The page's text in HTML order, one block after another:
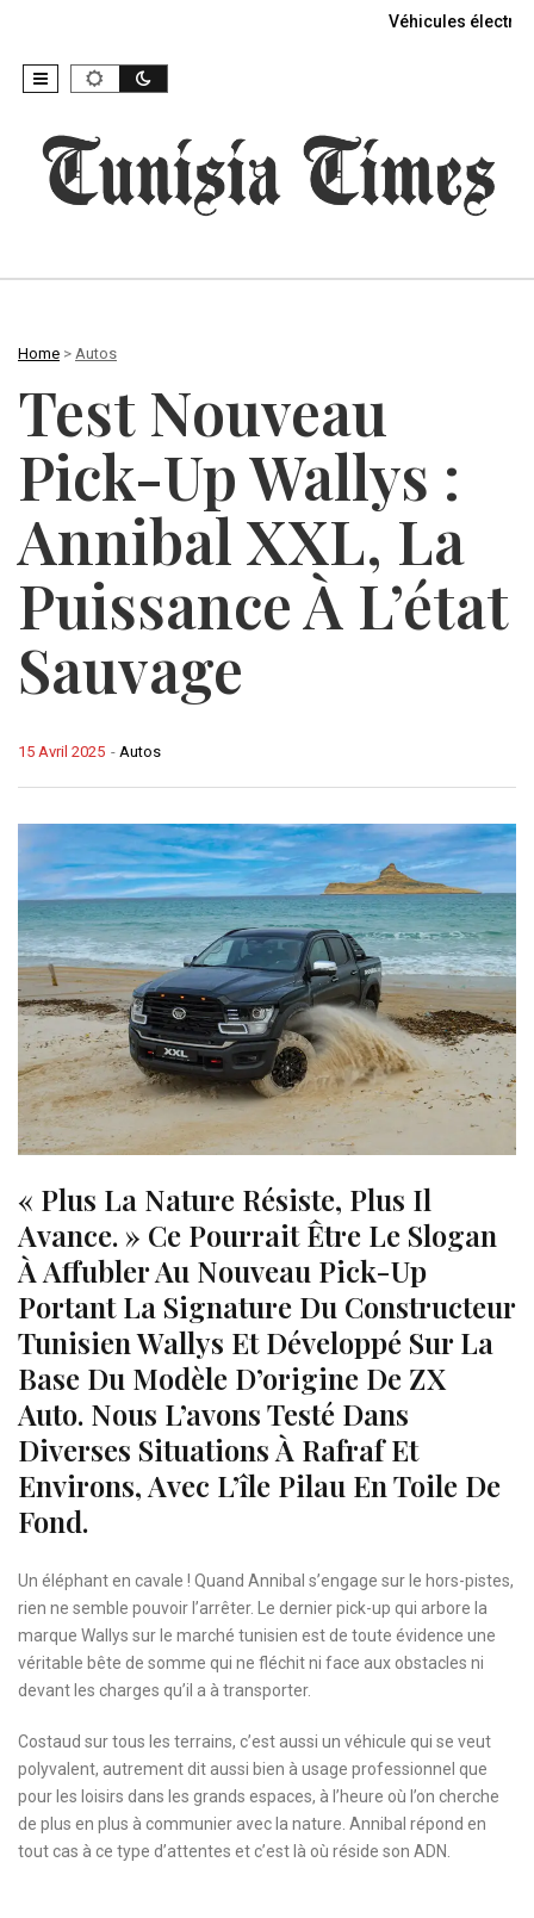
Véhicules
Home > Autos
Test Nouveau
Pick-Up Wallys :
Annibal XXL, La
Puissance À L’état
Sauvage
- Autos
15 Avril 2025
« Plus La Nature Résiste, Plus Il
Avance. » Ce Pourrait Être Le Slogan
À Affubler Au Nouveau Pick-Up
Portant La Signature Du Constructeur
Tunisien Wallys Et Développé Sur La
Base Du Modèle D’origine De ZX
Auto. Nous L’avons Testé Dans
Diverses Situations À Rafraf Et
Environs, Avec L’île Pilau En Toile De
Fond.
Un éléphant en cavale ! Quand Annibal s’engage sur le hors-pistes,
rien ne semble pouvoir l’arrêter. Le dernier pick-up qui arbore la
marque Wallys sur le marché tunisien est de toute évidence une
véritable bête de somme qui ne fléchit ni face aux obstacles ni
devant les charges qu’il a à transporter.
Costaud sur tous les terrains, c’est aussi un véhicule qui se veut
polyvalent, autrement dit aussi bien à usage professionnel que
pour les loisirs dans les grands espaces, à l’heure où l’on cherche
de plus en plus à communier avec la nature. Annibal répond en
tout cas à ce type d’attentes et c’est là où réside son ADN.